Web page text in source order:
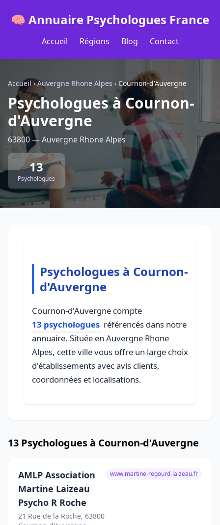
🧠 Annuaire Psychologues France
Accueil Régions Blog Contact
Accueil ›Auvergne Rhone Alpes › Cournon-d'Auvergne
Psychologues à Cournon-
d'Auvergne
63800 — Auvergne Rhone Alpes
13
Psychologues
Psychologues à Cournon-
d'Auvergne
Cournon-d'Auvergne compte
13 psychologues référencés dans notre
annuaire. Située en Auvergne Rhone
Alpes, cette ville vous offre un large choix
d'établissements avec avis clients,
coordonnées et localisations.
13 Psychologues à Cournon-d'Auvergne
AMLP Association
Martine Laizeau
Psycho R Roche
21 Rue de la Roche, 63800
www.martine-regourd-laizeau.fr